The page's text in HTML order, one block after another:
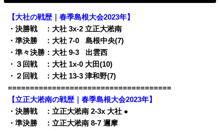
【大社の戦歴｜春季島根大会2023年】
・決勝戦 ：大社 3x-2 立正大淞南
・準決勝 ：大社 7-0
q島根中央(7)
・準々決勝：大社 9-3
出雲西
・３回戦 ：大社 1x-0 大田(10)
・２回戦 ：大社 13-3 津和野(7)
=====================================
【立正大淞南の戦歴｜春季島根大会2023年】
・決勝戦 ：立正大淞南 2-3x 大社 ●
・準決勝 ：立正大淞南 8-7 邇摩